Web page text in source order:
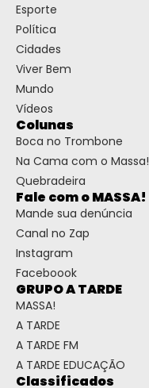
Esporte
Política
Cidades
Viver Bem
Mundo
Vídeos
Colunas
Boca no Trombone
Na Cama com o Massa!
Quebradeira
Fale com o MASSA!
Mande sua denúncia
Canal no Zap
Instagram
Faceboook
GRUPO A TARDE
MASSA!
A TARDE
A TARDE FM
A TARDE EDUCAÇÃO
Classificados